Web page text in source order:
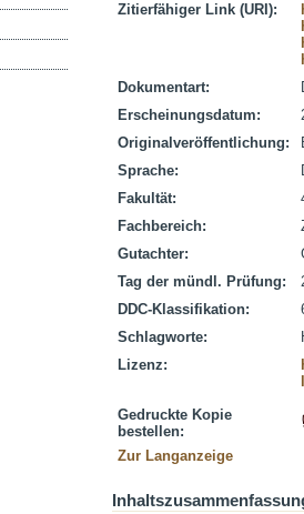
Zitierfähiger Link (URI):
Dokumentart:
Erscheinungsdatum:
Originalveröffentlichung:
Sprache:
Fakultät:
Fachbereich:
Gutachter:
Tag der mündl. Prüfung:
DDC-Klassifikation:
Schlagworte:
Lizenz:
Gedruckte Kopie
bestellen:
Zur Langanzeige